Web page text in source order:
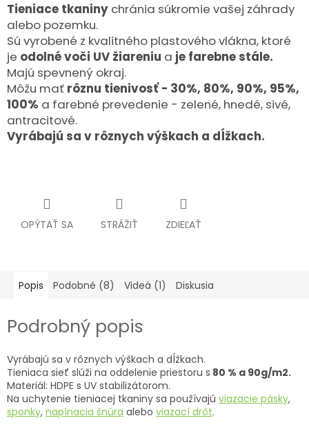
Tieniace tkaniny chránia súkromie vašej záhrady
alebo pozemku.
Sú vyrobené z kvalitného plastového vlákna, ktoré
je odolné voči UV žiareniu a je farebne stále.
Majú spevnený okraj.
Môžu mať rôznu tienivosť - 30%, 80%, 90%, 95%,
100% a farebné prevedenie - zelené, hnedé, sivé,
antracitové.
Vyrábajú sa v rôznych výškach a dĺžkach.
OPÝTAŤ SA STRÁŽIŤ ZDIEĽAŤ
Popis Podobné (8) Videá (1) Diskusia
Podrobný popis
Vyrábajú sa v rôznych výškach a dĺžkach.
Tieniaca sieť slúži na oddelenie priestoru s 80 % a 90g/m2.
Materiál: HDPE s UV stabilizátorom.
Na uchytenie tieniacej tkaniny sa používajú viazacie pásky,
sponky, napínacia šnúra alebo viazací drôt.